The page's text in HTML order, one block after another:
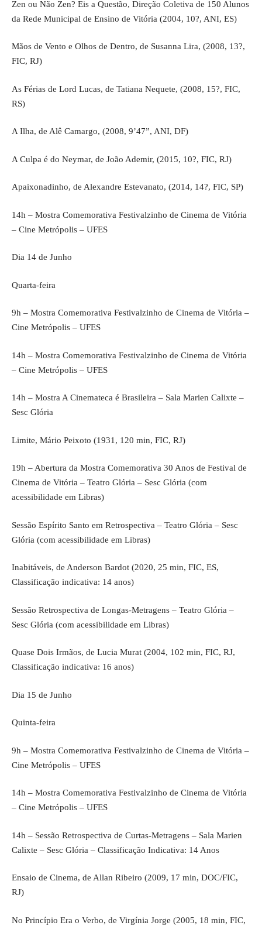
Zen ou Não Zen? Eis a Questão, Direção Coletiva de 150 Alunos
da Rede Municipal de Ensino de Vitória (2004, 10?, ANI, ES)
Mãos de Vento e Olhos de Dentro, de Susanna Lira, (2008, 13?,
FIC, RJ)
As Férias de Lord Lucas, de Tatiana Nequete, (2008, 15?, FIC,
RS)
A Ilha, de Alê Camargo, (2008, 9’47”, ANI, DF)
A Culpa é do Neymar, de João Ademir, (2015, 10?, FIC, RJ)
Apaixonadinho, de Alexandre Estevanato, (2014, 14?, FIC, SP)
14h – Mostra Comemorativa Festivalzinho de Cinema de Vitória
– Cine Metrópolis – UFES
Dia 14 de Junho
Quarta-feira
9h – Mostra Comemorativa Festivalzinho de Cinema de Vitória –
Cine Metrópolis – UFES
14h – Mostra Comemorativa Festivalzinho de Cinema de Vitória
– Cine Metrópolis – UFES
14h – Mostra A Cinemateca é Brasileira – Sala Marien Calixte –
Sesc Glória
Limite, Mário Peixoto (1931, 120 min, FIC, RJ)
19h – Abertura da Mostra Comemorativa 30 Anos de Festival de
Cinema de Vitória – Teatro Glória – Sesc Glória (com
acessibilidade em Libras)
Sessão Espírito Santo em Retrospectiva – Teatro Glória – Sesc
Glória (com acessibilidade em Libras)
Inabitáveis, de Anderson Bardot (2020, 25 min, FIC, ES,
Classificação indicativa: 14 anos)
Sessão Retrospectiva de Longas-Metragens – Teatro Glória –
Sesc Glória (com acessibilidade em Libras)
Quase Dois Irmãos, de Lucia Murat (2004, 102 min, FIC, RJ,
Classificação indicativa: 16 anos)
Dia 15 de Junho
Quinta-feira
9h – Mostra Comemorativa Festivalzinho de Cinema de Vitória –
Cine Metrópolis – UFES
14h – Mostra Comemorativa Festivalzinho de Cinema de Vitória
– Cine Metrópolis – UFES
14h – Sessão Retrospectiva de Curtas-Metragens – Sala Marien
Calixte – Sesc Glória – Classificação Indicativa: 14 Anos
Ensaio de Cinema, de Allan Ribeiro (2009, 17 min, DOC/FIC,
RJ)
No Princípio Era o Verbo, de Virgínia Jorge (2005, 18 min, FIC,